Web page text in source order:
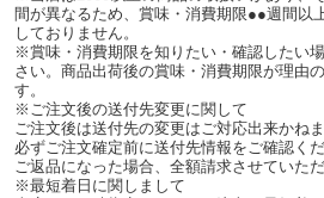
間が異なるため、賞味・消費期限●●週間以
しておりません。
※賞味・消費期限を知りたい・確認したい
さい。商品出荷後の賞味・消費期限が理由
す。
※ご注文後の送付先変更に関して
ご注文後は送付先の変更はご対応出来かねま
必ずご注文確定前に送付先情報をご確認くだ
ご返品になった場合、全額請求させていただ
※最短着日に関しまして